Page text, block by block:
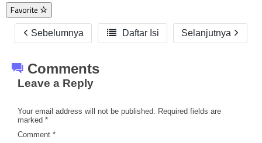
Favorite
Sebelumnya  Daftar Isi Selanjutnya
Comments
Leave a Reply
Your email address will not be published. Required fields are
marked *
Comment *